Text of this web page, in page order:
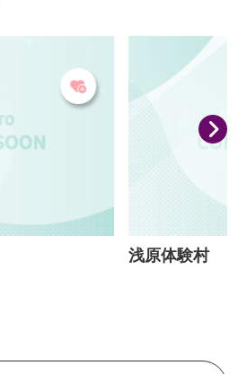
り、レトロな雰
感じることが
蔵尊」お告げ
鉱泉水を貸切で
（要事前予約
味わいながら、
浅原体験村